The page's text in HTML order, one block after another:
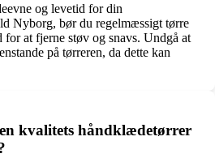
og levetid for din
Nyborg, bør du regelmæssigt tørre
at fjerne støv og snavs. Undgå at
på tørreren, da dette kan
kvalitets håndklædetørrer